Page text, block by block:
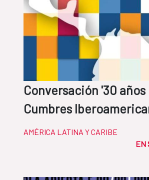
Conversación '30 años
Cumbres
AMÉRICA LATINA Y CARIBE
EN